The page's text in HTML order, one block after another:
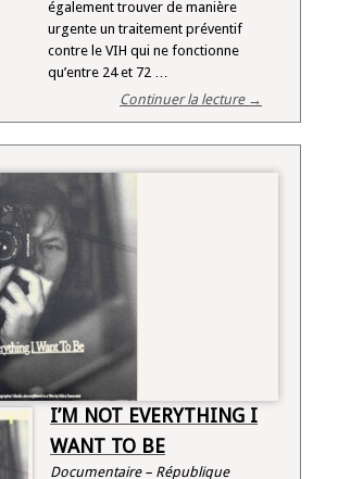
également trouver de manière
urgente un traitement préventif
contre le VIH qui ne fonctionne
qu’entre 24 et 72 …
Continuer la lecture →
I’M NOT EVERYTHING I
WANT TO BE
Documentaire – République